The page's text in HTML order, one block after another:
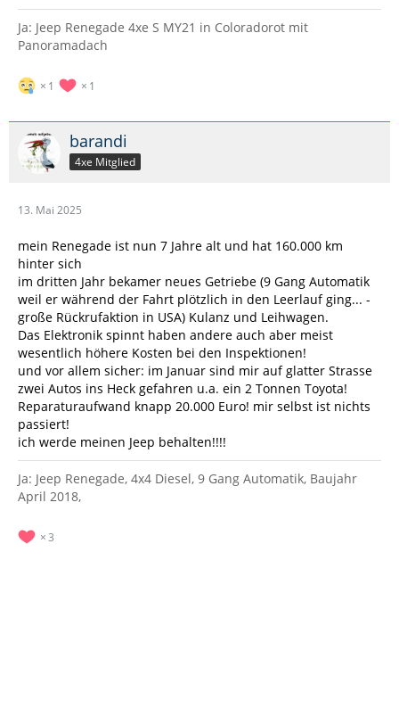
Ja: Jeep Renegade 4xe S MY21 in Coloradorot mit
Panoramadach
1 1
barandi
4xe Mitglied
13. Mai 2025
mein Renegade ist nun 7 Jahre alt und hat 160.000 km
hinter sich
im dritten Jahr bekamer neues Getriebe (9 Gang Automatik
weil er während der Fahrt plötzlich in den Leerlauf ging... -
große Rückrufaktion in USA) Kulanz und Leihwagen.
Das Elektronik spinnt haben andere auch aber meist
wesentlich höhere Kosten bei den Inspektionen!
und vor allem sicher: im Januar sind mir auf glatter Strasse
zwei Autos ins Heck gefahren u.a. ein 2 Tonnen Toyota!
Reparaturaufwand knapp 20.000 Euro! mir selbst ist nichts
passiert!
ich werde meinen Jeep behalten!!!!
Ja: Jeep Renegade, 4x4 Diesel, 9 Gang Automatik, Baujahr
April 2018,
3